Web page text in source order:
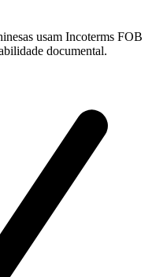
usam Incoterms FOB
documental.